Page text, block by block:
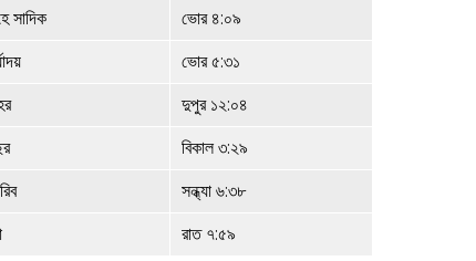
সাদিক ভোর ৪:০৯
ভোর ৫:৩১
দুপুর ১২:০৪
বিকাল ৩:২৯
সন্ধ্যা ৬:৩৮
রাত ৭:৫৯